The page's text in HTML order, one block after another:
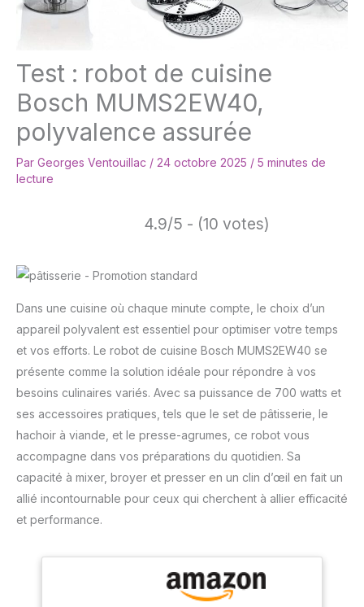
Test : robot de cuisine
Bosch MUMS2EW40,
polyvalence assurée
Par Georges Ventouillac / 24 octobre 2025 / 5 minutes de
lecture
4.9/5 - (10 votes)
Dans une cuisine où chaque minute compte, le choix d’un
appareil polyvalent est essentiel pour optimiser votre temps
et vos efforts. Le robot de cuisine Bosch MUMS2EW40 se
présente comme la solution idéale pour répondre à vos
besoins culinaires variés. Avec sa puissance de 700 watts et
ses accessoires pratiques, tels que le set de pâtisserie, le
hachoir à viande, et le presse-agrumes, ce robot vous
accompagne dans vos préparations du quotidien. Sa
capacité à mixer, broyer et presser en un clin d’œil en fait un
allié incontournable pour ceux qui cherchent à allier efficacité
et performance.